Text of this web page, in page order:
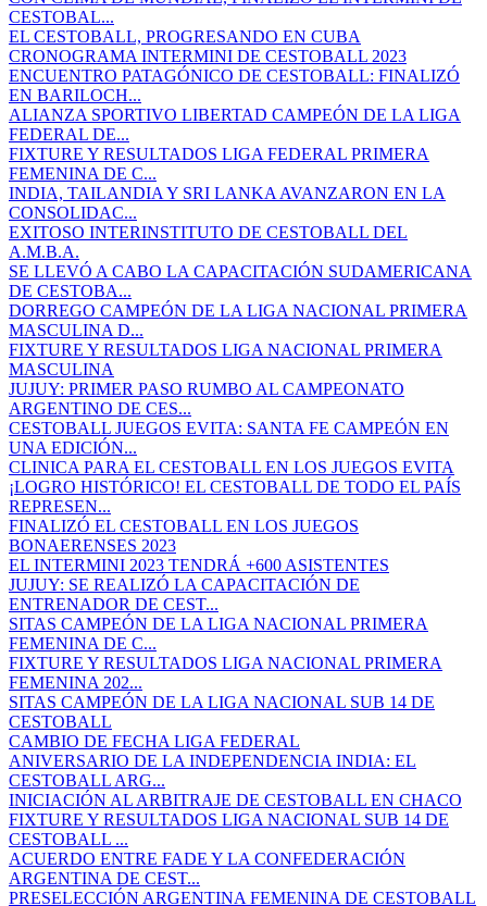
CESTOBAL...
EL CESTOBALL, PROGRESANDO EN CUBA
CRONOGRAMA INTERMINI DE CESTOBALL 2023
ENCUENTRO PATAGÓNICO DE CESTOBALL: FINALIZÓ
EN BARILOCH...
ALIANZA SPORTIVO LIBERTAD CAMPEÓN DE LA LIGA
FEDERAL DE...
FIXTURE Y RESULTADOS LIGA FEDERAL PRIMERA
FEMENINA DE C...
INDIA, TAILANDIA Y SRI LANKA AVANZARON EN LA
CONSOLIDAC...
EXITOSO INTERINSTITUTO DE CESTOBALL DEL
A.M.B.A.
SE LLEVÓ A CABO LA CAPACITACIÓN SUDAMERICANA
DE CESTOBA...
DORREGO CAMPEÓN DE LA LIGA NACIONAL PRIMERA
MASCULINA D...
FIXTURE Y RESULTADOS LIGA NACIONAL PRIMERA
MASCULINA
JUJUY: PRIMER PASO RUMBO AL CAMPEONATO
ARGENTINO DE CES...
CESTOBALL JUEGOS EVITA: SANTA FE CAMPEÓN EN
UNA EDICIÓN...
CLINICA PARA EL CESTOBALL EN LOS JUEGOS EVITA
¡LOGRO HISTÓRICO! EL CESTOBALL DE TODO EL PAÍS
REPRESEN...
FINALIZÓ EL CESTOBALL EN LOS JUEGOS
BONAERENSES 2023
EL INTERMINI 2023 TENDRÁ +600 ASISTENTES
JUJUY: SE REALIZÓ LA CAPACITACIÓN DE
ENTRENADOR DE CEST...
SITAS CAMPEÓN DE LA LIGA NACIONAL PRIMERA
FEMENINA DE C...
FIXTURE Y RESULTADOS LIGA NACIONAL PRIMERA
FEMENINA 202...
SITAS CAMPEÓN DE LA LIGA NACIONAL SUB 14 DE
CESTOBALL
CAMBIO DE FECHA LIGA FEDERAL
ANIVERSARIO DE LA INDEPENDENCIA INDIA: EL
CESTOBALL ARG...
INICIACIÓN AL ARBITRAJE DE CESTOBALL EN CHACO
FIXTURE Y RESULTADOS LIGA NACIONAL SUB 14 DE
CESTOBALL ...
ACUERDO ENTRE FADE Y LA CONFEDERACIÓN
ARGENTINA DE CEST...
PRESELECCIÓN ARGENTINA FEMENINA DE CESTOBALL